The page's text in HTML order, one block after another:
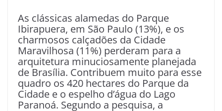
As clássicas alamedas do Parque
Ibirapuera, em São Paulo (13%), e os
charmosos calçadões da Cidade
Maravilhosa (11%) perderam para a
arquitetura minuciosamente planejada
de Brasília. Contribuem muito para esse
quadro os 420 hectares do Parque da
Cidade e o espelho d’água do Lago
Paranoá. Segundo a pesquisa, a